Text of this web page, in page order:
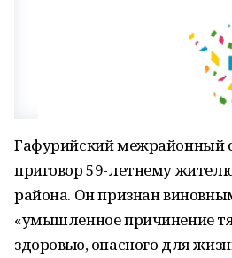
Гафурийский межрайонный
приговор 59-летнему
района. Он признан
«умышленное причинение
здоровью, опасного для